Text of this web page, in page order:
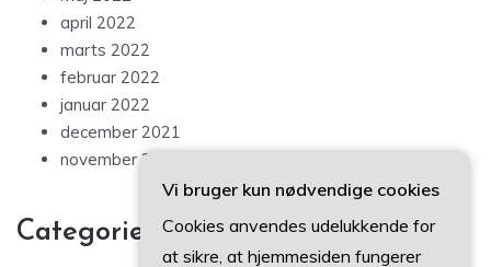
april 2022
marts 2022
februar 2022
januar 2022
december 2021
november 2021
Categories
Vi bruger kun nødvendige cookies
Cookies anvendes udelukkende for
at sikre, at hjemmesiden fungerer